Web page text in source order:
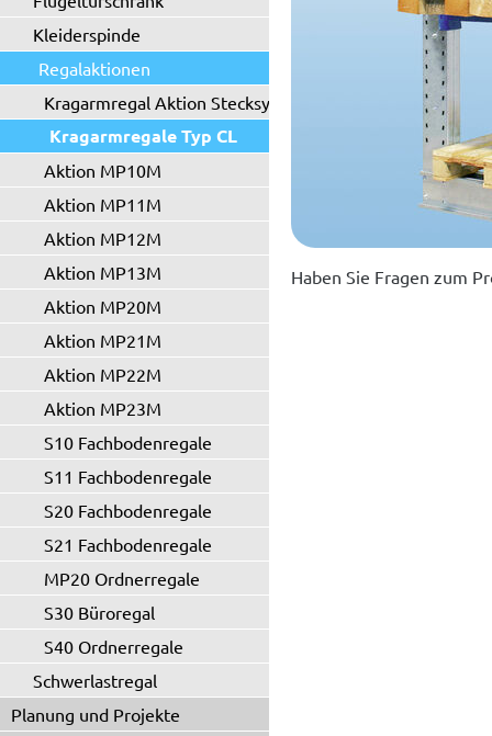
Kleiderspinde
Regalaktionen
Kragarmregal Aktion Stecksystem
Kragarmregale Typ CL
Aktion MP10M
Aktion MP11M
Aktion MP12M
Aktion MP13M
Aktion MP20M
Aktion MP21M
Aktion MP22M
Aktion MP23M
S10 Fachbodenregale
S11 Fachbodenregale
S20 Fachbodenregale
S21 Fachbodenregale
MP20 Ordnerregale
S30 Büroregal
S40 Ordnerregale
Schwerlastregal
Planung und Projekte
Haben Sie Fragen zum